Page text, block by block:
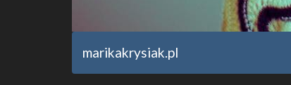
marikakrysiak.pl